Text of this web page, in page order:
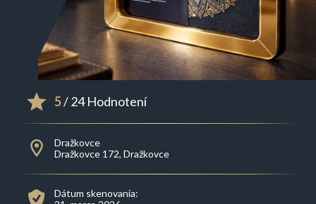
5/ 24 Hodnotení
Dražkovce
Dražkovce 172, Dražkovce
Dátum skenovania: